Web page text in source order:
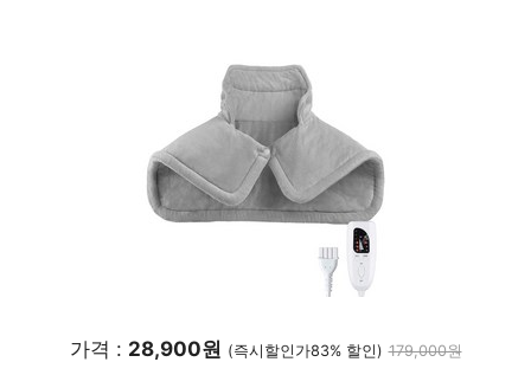
가격 : 28,900원 (즉시할인가83% 할인) 179,000원